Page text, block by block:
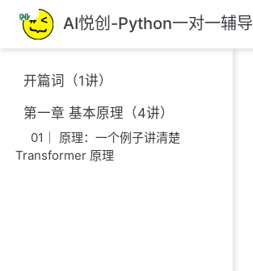
跳
至
主
內
容
AI悦创-Python一对一辅导
开篇词（1讲）
第一章 基本原理（4讲）
01｜ 原理：一个例子讲清楚
Transformer 原理